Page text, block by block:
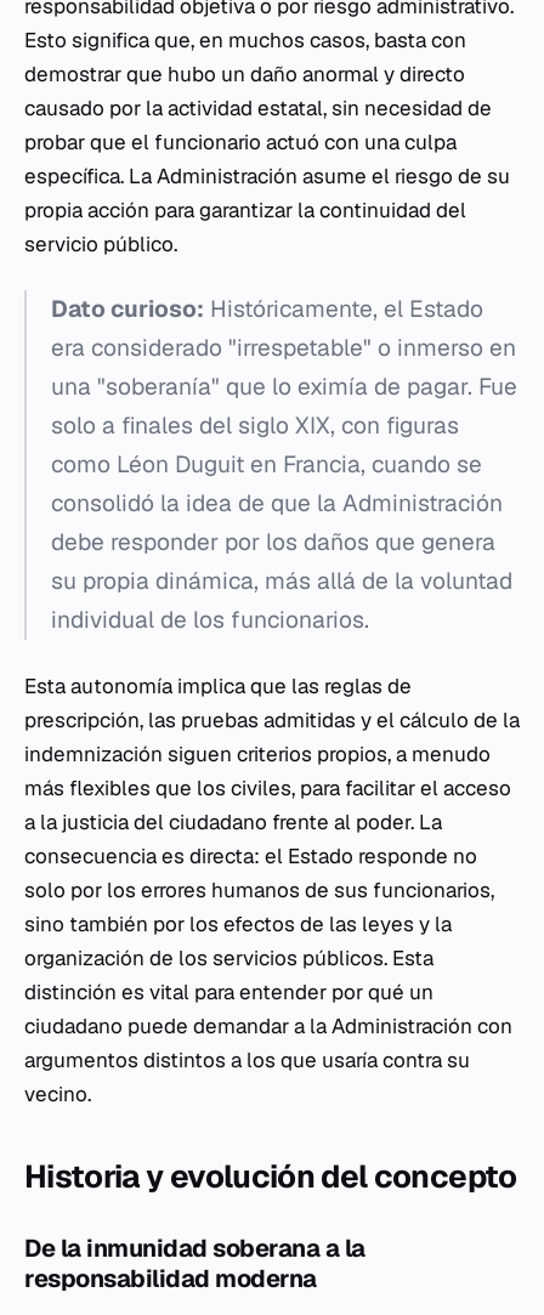
responsabilidad objetiva o por riesgo administrativo.
Esto significa que, en muchos casos, basta con
demostrar que hubo un daño anormal y directo
causado por la actividad estatal, sin necesidad de
probar que el funcionario actuó con una culpa
específica. La Administración asume el riesgo de su
propia acción para garantizar la continuidad del
servicio público.
Dato curioso: Históricamente, el Estado
era considerado "irrespetable" o inmerso en
una "soberanía" que lo eximía de pagar. Fue
solo a finales del siglo XIX, con figuras
como Léon Duguit en Francia, cuando se
consolidó la idea de que la Administración
debe responder por los daños que genera
su propia dinámica, más allá de la voluntad
individual de los funcionarios.
Esta autonomía implica que las reglas de
prescripción, las pruebas admitidas y el cálculo de la
indemnización siguen criterios propios, a menudo
más flexibles que los civiles, para facilitar el acceso
a la justicia del ciudadano frente al poder. La
consecuencia es directa: el Estado responde no
solo por los errores humanos de sus funcionarios,
sino también por los efectos de las leyes y la
organización de los servicios públicos. Esta
distinción es vital para entender por qué un
ciudadano puede demandar a la Administración con
argumentos distintos a los que usaría contra su
vecino.
Historia y evolución del concepto
De la inmunidad soberana a la
responsabilidad moderna